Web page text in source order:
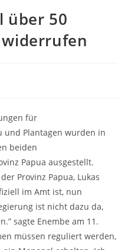
über 50
für
und Plantagen wurden in
beiden
Papua ausgestellt.
Provinz Papua, Lukas
im Amt ist, nun
ist nicht dazu da,
sagte Enembe am 11.
müssen reguliert werden,